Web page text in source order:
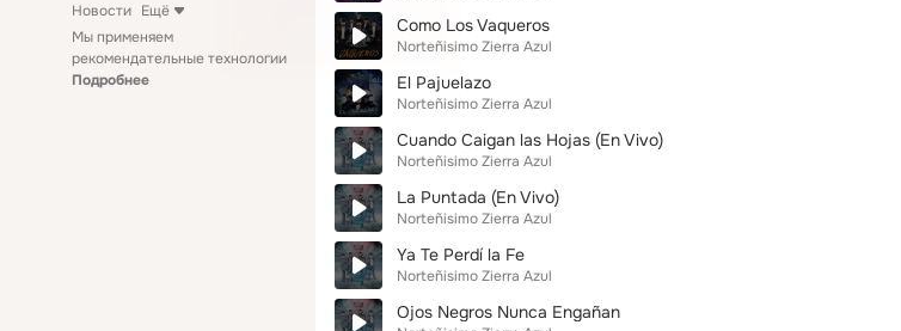
Новости Ещё
Мы применяем
рекомендательные технологии
Подробнее
Como Los Vaqueros
Norteñisimo Zierra Azul
El Pajuelazo
Norteñisimo Zierra Azul
Cuando Caigan las Hojas (En Vivo)
Norteñisimo Zierra Azul
La Puntada (En Vivo)
Norteñisimo Zierra Azul
Ya Te Perdí la Fe
Norteñisimo Zierra Azul
Ojos Negros Nunca Engañan